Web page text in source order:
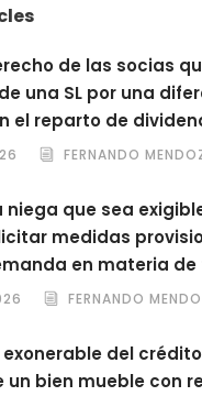
de las socias
una SL por una
el reparto de
FERNANDO
niega que sea
medidas
en materia de
FERNANDO
del
un bien mueble con